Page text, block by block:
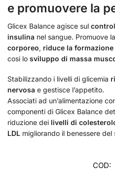
e promuovere la
Glicex Balance agisce sul
insulina nel sangue. Promuove la
corporeo, riduce la
cosi lo sviluppo di massa
Stabilizzando i livelli di glicemia
nervosa e gestisce l’appetito.
Associati ad un’alimentazione
componenti di Glicex Balance
riduzione dei livelli di
LDL migliorando il benessere
COD: